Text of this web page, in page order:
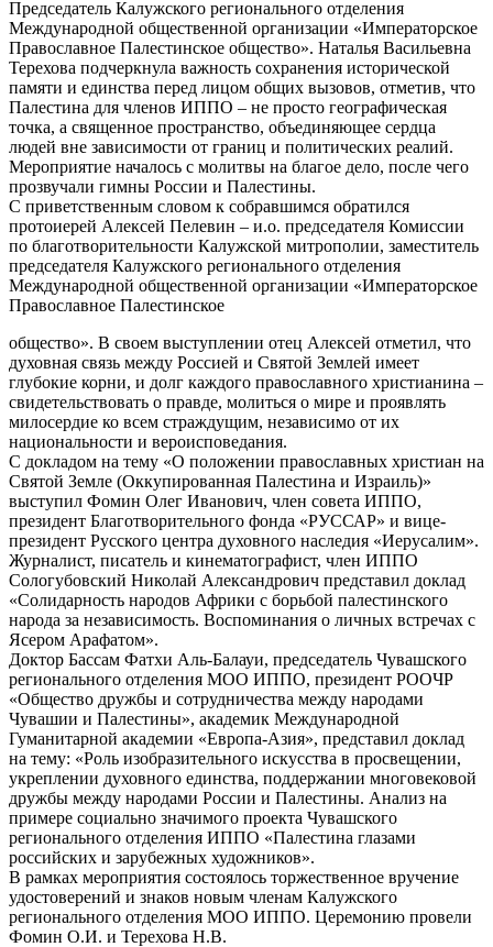
Председатель Калужского регионального отделения
Международной общественной организации «Императорское
Православное Палестинское общество». Наталья Васильевна
Терехова подчеркнула важность сохранения исторической
памяти и единства перед лицом общих вызовов, отметив, что
Палестина для членов ИППО – не просто географическая
точка, а священное пространство, объединяющее сердца
людей вне зависимости от границ и политических реалий.
Мероприятие началось с молитвы на благое дело, после чего
прозвучали гимны России и Палестины.
С приветственным словом к собравшимся обратился
протоиерей Алексей Пелевин – и.о. председателя Комиссии
по благотворительности Калужской митрополии, заместитель
председателя Калужского регионального отделения
Международной общественной организации «Императорское
Православное Палестинское
общество». В своем выступлении отец Алексей отметил, что
духовная связь между Россией и Святой Землей имеет
глубокие корни, и долг каждого православного христианина –
свидетельствовать о правде, молиться о мире и проявлять
милосердие ко всем страждущим, независимо от их
национальности и вероисповедания.
С докладом на тему «О положении православных христиан на
Святой Земле (Оккупированная Палестина и Израиль)»
выступил Фомин Олег Иванович, член совета ИППО,
президент Благотворительного фонда «РУССАР» и вице-
президент Русского центра духовного наследия «Иерусалим».
Журналист, писатель и кинематографист, член ИППО
Сологубовский Николай Александрович представил доклад
«Солидарность народов Африки с борьбой палестинского
народа за независимость. Воспоминания о личных встречах с
Ясером Арафатом».
Доктор Бассам Фатхи Аль-Балауи, председатель Чувашского
регионального отделения МОО ИППО, президент РООЧР
«Общество дружбы и сотрудничества между народами
Чувашии и Палестины», академик Международной
Гуманитарной академии «Европа-Азия», представил доклад
на тему: «Роль изобразительного искусства в просвещении,
укреплении духовного единства, поддержании многовековой
дружбы между народами России и Палестины. Анализ на
примере социально значимого проекта Чувашского
регионального отделения ИППО «Палестина глазами
российских и зарубежных художников».
В рамках мероприятия состоялось торжественное вручение
удостоверений и знаков новым членам Калужского
регионального отделения МОО ИППО. Церемонию провели
Фомин О.И. и Терехова Н.В.